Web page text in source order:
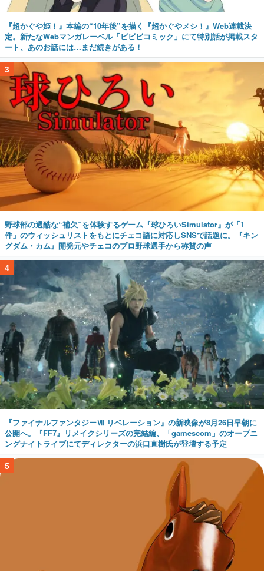
『超かぐや姫！』本編の“10年後”を描く『超かぐやメシ！』Web連載決
定。新たなWebマンガレーベル「ビビビコミック」にて特別話が掲載スタ
ート、あのお話には…まだ続きがある！
3
野球部の過酷な“補欠”を体験するゲーム『球ひろいSimulator』が「1
件」のウィッシュリストをもとにチェコ語に対応しSNSで話題に。『キン
グダム・カム』開発元やチェコのプロ野球選手から称賛の声
4
『ファイナルファンタジーⅦ リベレーション』の新映像が8月26日早朝に
公開へ。『FF7』リメイクシリーズの完結編、「gamescom」のオープニ
ングナイトライブにてディレクターの浜口直樹氏が登壇する予定
5